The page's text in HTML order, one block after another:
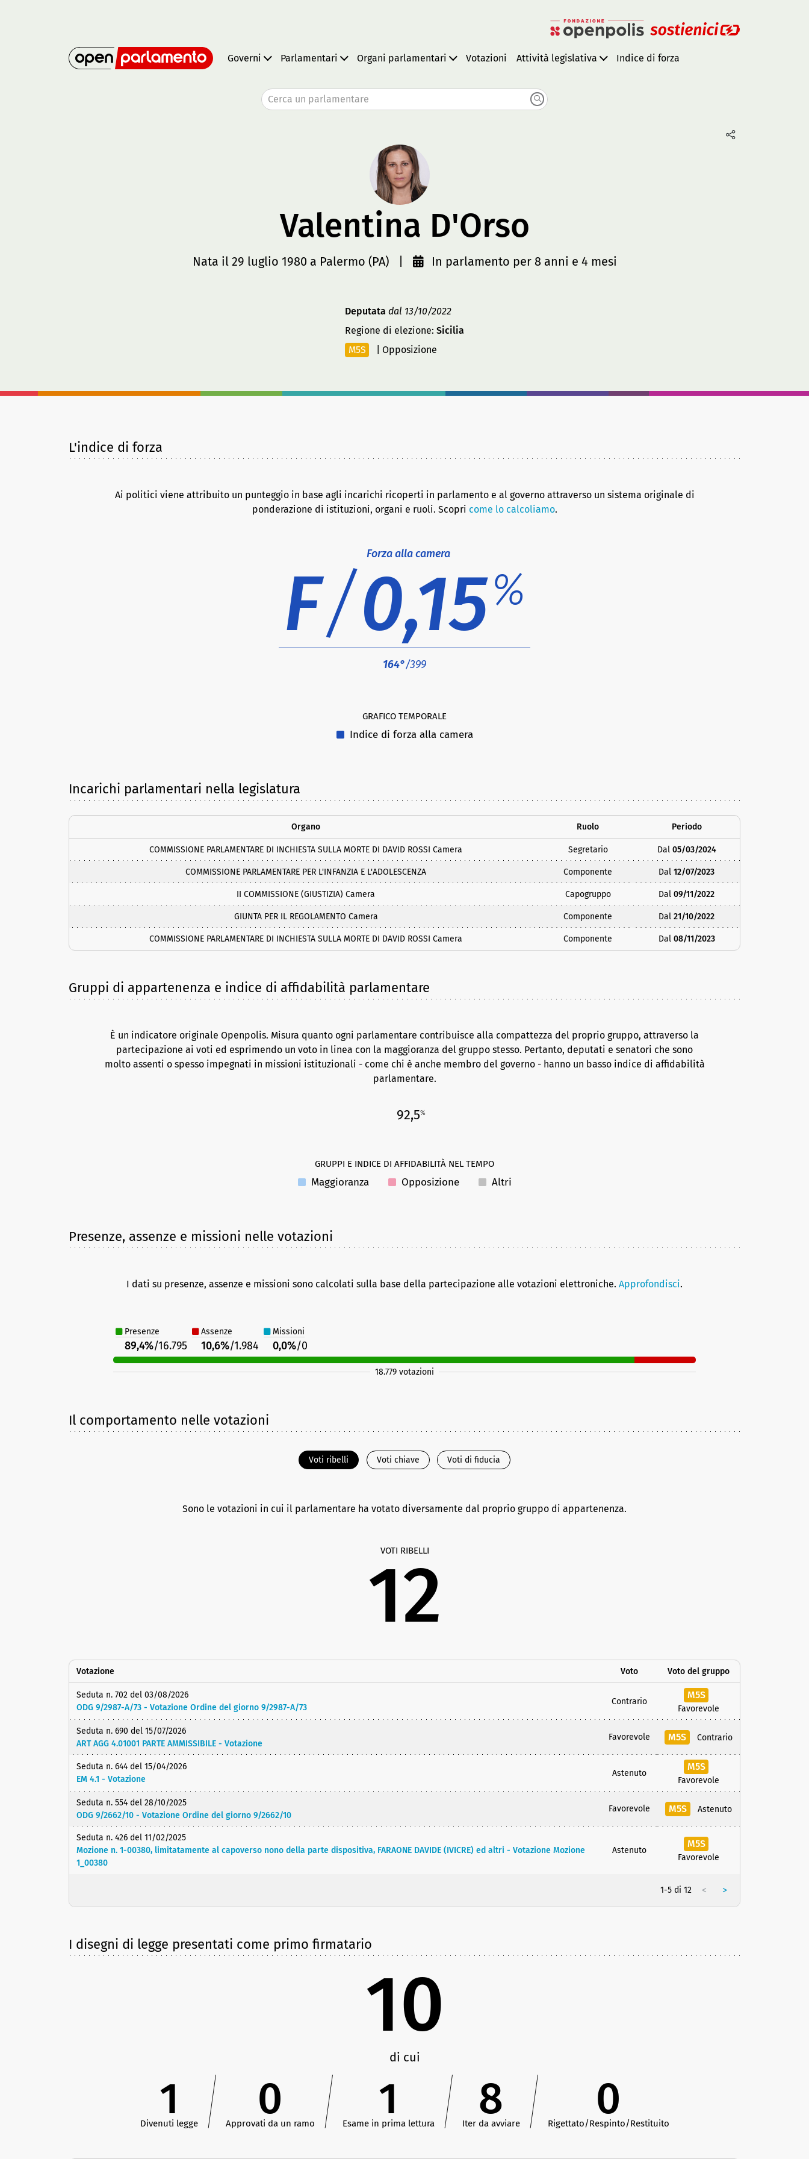
Governi Parlamentari Organi parlamentari Votazioni Attività legislativa Indice di forza
Cerca un parlamentare
Valentina D'Orso
Nata il 29 luglio 1980 a Palermo (PA) In parlamento per 8 anni e 4 mesi
Deputata dal 13/10/2022
Regione di elezione: Sicilia
M5S
|Opposizione
L'indice di forza
Ai politici viene attribuito un punteggio in base agli incarichi ricoperti in parlamento e al governo attraverso un sistema originale di
ponderazione di istituzioni, organi e ruoli. Scopri come lo calcoliamo.
Forza alla camera
F/0,15%
164°/399
GRAFICO TEMPORALE
Indice di forza alla camera
Incarichi parlamentari nella legislatura
Organo Ruolo Periodo
COMMISSIONE PARLAMENTARE DI INCHIESTA SULLA MORTE DI DAVID ROSSI Camera Segretario Dal 05/03/2024
COMMISSIONE PARLAMENTARE PER L'INFANZIA E L'ADOLESCENZA Componente Dal 12/07/2023
II COMMISSIONE (GIUSTIZIA) Camera Capogruppo Dal 09/11/2022
GIUNTA PER IL REGOLAMENTO Camera Componente Dal 21/10/2022
COMMISSIONE PARLAMENTARE DI INCHIESTA SULLA MORTE DI DAVID ROSSI Camera Componente Dal 08/11/2023
Gruppi di appartenenza e indice di affidabilità parlamentare
È un indicatore originale Openpolis. Misura quanto ogni parlamentare contribuisce alla compattezza del proprio gruppo, attraverso la
partecipazione ai voti ed esprimendo un voto in linea con la maggioranza del gruppo stesso. Pertanto, deputati e senatori che sono
molto assenti o spesso impegnati in missioni istituzionali - come chi è anche membro del governo - hanno un basso indice di affidabilità
parlamentare.
92,5%
GRUPPI E INDICE DI AFFIDABILITÀ NEL TEMPO
Maggioranza Opposizione Altri
Presenze, assenze e missioni nelle votazioni
I dati su presenze, assenze e missioni sono calcolati sulla base della partecipazione alle votazioni elettroniche. Approfondisci.
Presenze Assenze Missioni
89,4%/16.795 10,6%/1.984 0,0%/0
18.779 votazioni
Il comportamento nelle votazioni
Voti ribelli Voti chiave Voti di fiducia
Sono le votazioni in cui il parlamentare ha votato diversamente dal proprio gruppo di appartenenza.
VOTI RIBELLI
12
Votazione Voto Voto del gruppo
Seduta n. 702 del 03/08/2026
ODG 9/2987-A/73 - Votazione Ordine del giorno 9/2987-A/73
Contrario
M5S
Favorevole
Seduta n. 690 del 15/07/2026
ART AGG 4.01001 PARTE AMMISSIBILE - Votazione
Favorevole M5S Contrario
Seduta n. 644 del 15/04/2026
EM 4.1 - Votazione
Astenuto
M5S
Favorevole
Seduta n. 554 del 28/10/2025
ODG 9/2662/10 - Votazione Ordine del giorno 9/2662/10
Favorevole M5S Astenuto
Seduta n. 426 del 11/02/2025
Mozione n. 1-00380, limitatamente al capoverso nono della parte dispositiva, FARAONE DAVIDE (IVICRE) ed altri - Votazione Mozione
1_00380
Astenuto
M5S
Favorevole
1-5 di 12 < >
I disegni di legge presentati come primo firmatario
10
di cui
1
Divenuti legge 0
Approvati da un ramo 1
Esame in prima lettura 8
Iter da avviare 0
Rigettato/Respinto/Restituito